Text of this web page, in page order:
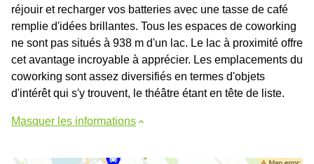
réjouir et recharger vos batteries avec une tasse de café
remplie d'idées brillantes. Tous les espaces de coworking
ne sont pas situés à 938 m d'un lac. Le lac à proximité offre
cet avantage incroyable à apprécier. Les emplacements du
coworking sont assez diversifiés en termes d'objets
d'intérêt qui s'y trouvent, le théâtre étant en tête de liste.
Masquer les informations